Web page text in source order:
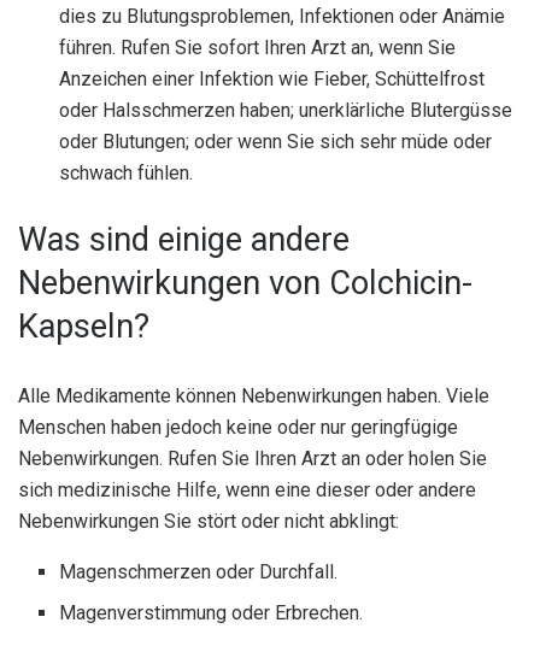
dies zu Blutungsproblemen, Infektionen oder Anämie
führen. Rufen Sie sofort Ihren Arzt an, wenn Sie
Anzeichen einer Infektion wie Fieber, Schüttelfrost
oder Halsschmerzen haben; unerklärliche Blutergüsse
oder Blutungen; oder wenn Sie sich sehr müde oder
schwach fühlen.
Was sind einige andere
Nebenwirkungen von Colchicin-
Kapseln?
Alle Medikamente können Nebenwirkungen haben. Viele
Menschen haben jedoch keine oder nur geringfügige
Nebenwirkungen. Rufen Sie Ihren Arzt an oder holen Sie
sich medizinische Hilfe, wenn eine dieser oder andere
Nebenwirkungen Sie stört oder nicht abklingt:
Magenschmerzen oder Durchfall.
Magenverstimmung oder Erbrechen.